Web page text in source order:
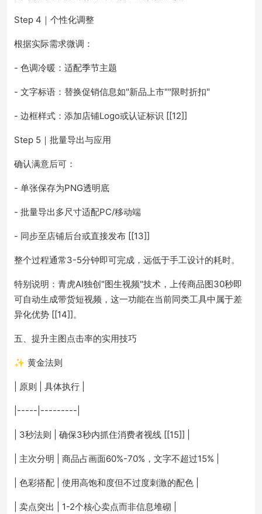
Step 4｜个性化调整
根据实际需求微调：
- 色调冷暖：适配季节主题
- 文字标语：替换促销信息如"新品上市""限时折扣"
- 边框样式：添加店铺Logo或认证标识 [[12]]
Step 5｜批量导出与应用
确认满意后可：
- 单张保存为PNG透明底
- 批量导出多尺寸适配PC/移动端
- 同步至店铺后台或直接发布 [[13]]
整个过程通常3-5分钟即可完成，远低于手工设计的耗时。
特别说明：青虎AI独创"图生视频"技术，上传商品图30秒即
可自动生成带货短视频，这一功能在当前同类工具中属于差
异化优势 [[14]]。
五、提升主图点击率的实用技巧
✨ 黄金法则
| 原则 | 具体执行 |
|-----|---------|
| 3秒法则 | 确保3秒内抓住消费者视线 [[15]] |
| 主次分明 | 商品占画面60%-70%，文字不超过15% |
| 色彩搭配 | 使用高饱和度但不过度刺激的配色 |
| 卖点突出 | 1-2个核心卖点而非信息堆砌 |